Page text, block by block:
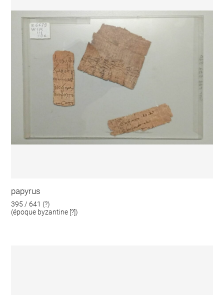
papyrus
395 / 641 (?)
(époque byzantine [?])